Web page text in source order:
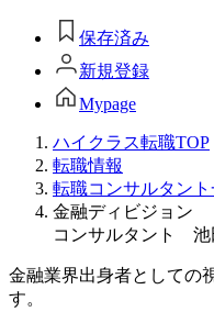
保存済み
新規登録
Mypage
ハイクラス転職TOP
転職情報
転職コンサルタント
金融ディビジョン
コンサルタント 池
金融業界出身者としての
す。